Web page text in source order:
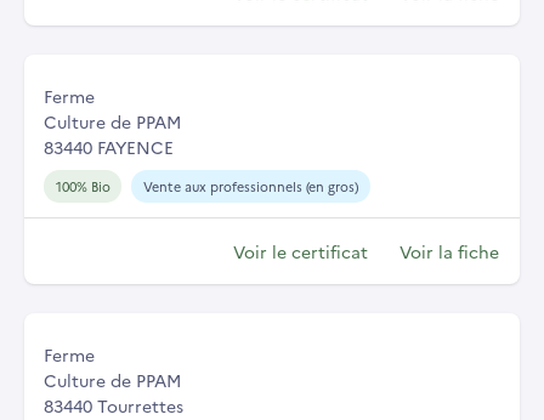
Ferme
Culture de PPAM
83440 FAYENCE
100% Bio Vente aux professionnels (en gros)
Voir le certificat Voir la fiche
Ferme
Culture de PPAM
83440 Tourrettes